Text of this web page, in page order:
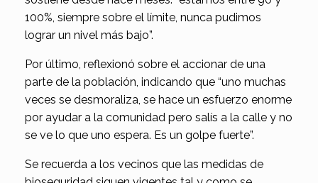
100%, siempre sobre el límite, nunca pudimos
lograr un nivel más bajo”.
Por último, reflexionó sobre el accionar de una
parte de la población, indicando que “uno muchas
veces se desmoraliza, se hace un esfuerzo enorme
por ayudar a la comunidad pero salís a la calle y no
se ve lo que uno espera. Es un golpe fuerte”.
Se recuerda a los vecinos que las medidas de